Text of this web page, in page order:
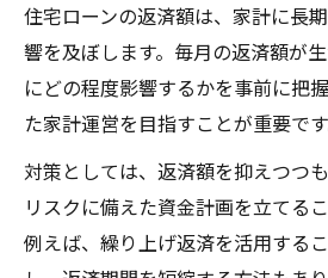
住宅ローンの返済額は、家計に長
響を及ぼします。毎月の返済額が
にどの程度影響するかを事前に把
た家計運営を目指すことが重要です
対策としては、返済額を抑えつつ
リスクに備えた資金計画を立てる
例えば、繰り上げ返済を活用する